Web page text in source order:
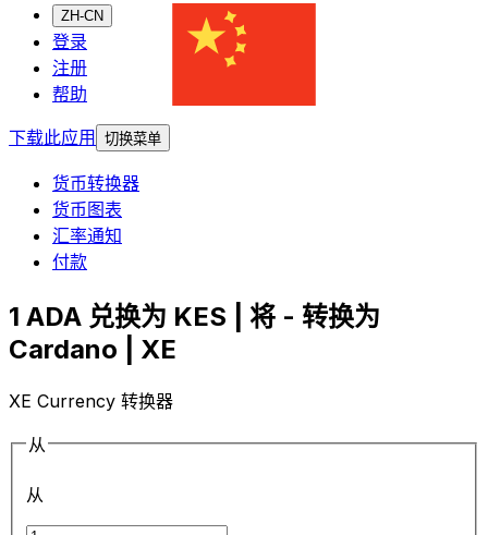
ZH-CN
登录
注册
帮助
下载此应用
切换菜单
货币转换器
货币图表
汇率通知
付款
1 ADA 兑换为 KES | 将 - 转换为
Cardano | XE
XE Currency 转换器
从
从